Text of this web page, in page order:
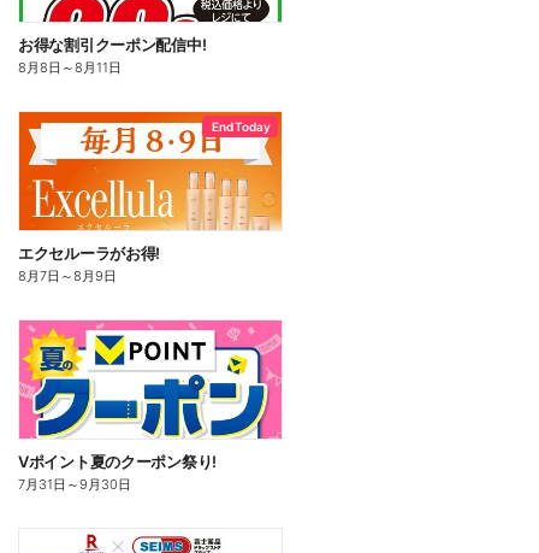
お得な割引クーポン配信中!
8月8日 ～8月11日
End Today
エクセルーラがお得!
8月7日 ～8月9日
Vポイント夏のクーポン祭り!
7月31日 ～9月30日